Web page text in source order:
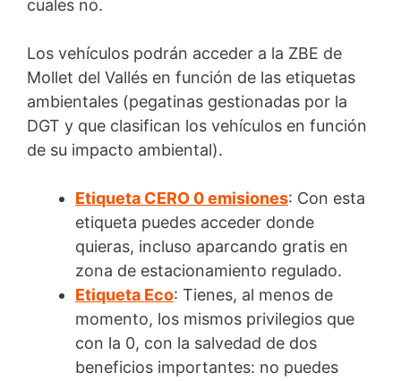
cuales no.
Los vehículos podrán acceder a la ZBE de
Mollet del Vallés en función de las etiquetas
ambientales (pegatinas gestionadas por la
DGT y que clasifican los vehículos en función
de su impacto ambiental).
Etiqueta CERO 0 emisiones: Con esta
etiqueta puedes acceder donde
quieras, incluso aparcando gratis en
zona de estacionamiento regulado.
Etiqueta Eco: Tienes, al menos de
momento, los mismos privilegios que
con la 0, con la salvedad de dos
beneficios importantes: no puedes